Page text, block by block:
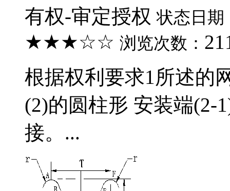
有权-审定授权状态日期
★★★☆☆ 浏览次数：
根据权利要求1所述的
(2)的圆柱形 安装端(2-
接。...